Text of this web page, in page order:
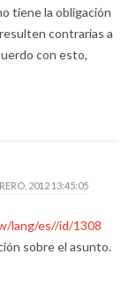
tiene la obligación
contrarias a
con esto,
2012 13:45:05
lang/es//id/1308
sobre el asunto.